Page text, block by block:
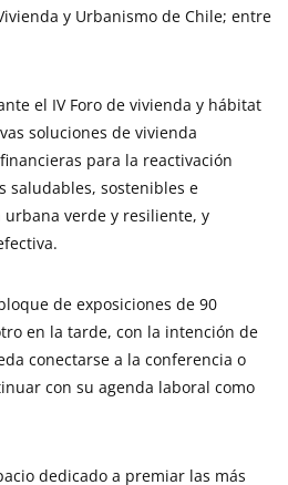
y Urbanismo de Chile; entre
el IV Foro de vivienda y hábitat
soluciones de vivienda
para la reactivación
saludables, sostenibles e
verde y resiliente, y
de exposiciones de 90
en la tarde, con la intención de
conectarse a la conferencia o
con su agenda laboral como
dedicado a premiar las más